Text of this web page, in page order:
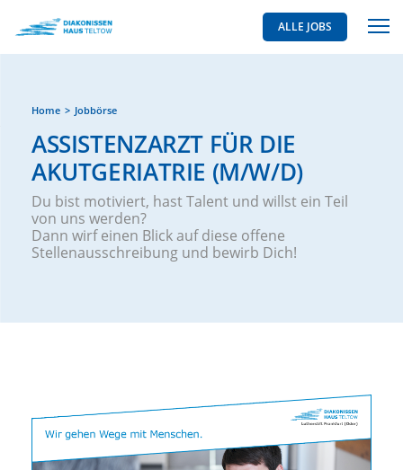
ALLE JOBS
Home Jobbörse
ASSISTENZARZT FÜR DIE
AKUTGERIATRIE (M/W/D)
Du bist motiviert, hast Talent und willst ein Teil
von uns werden?
Dann wirf einen Blick auf diese offene
Stellenausschreibung und bewirb Dich!